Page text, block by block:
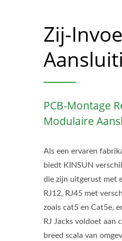
Zij-
PCB-Montage
Modulaire
Als een ervaren
biedt KINSUN
die zijn uitgerust met
RJ12, RJ45 met
zoals cat5 en Cat5e,
RJ Jacks voldoet aan
breed scala van